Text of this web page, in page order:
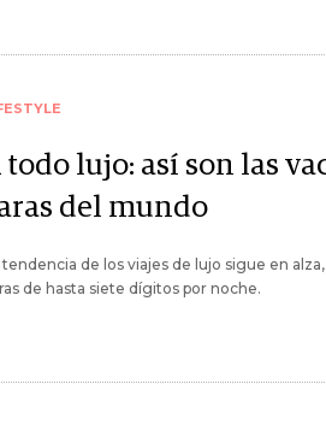
todo lujo: así son las
del mundo
tendencia de los viajes de lujo sigue en
de hasta siete dígitos por noche.